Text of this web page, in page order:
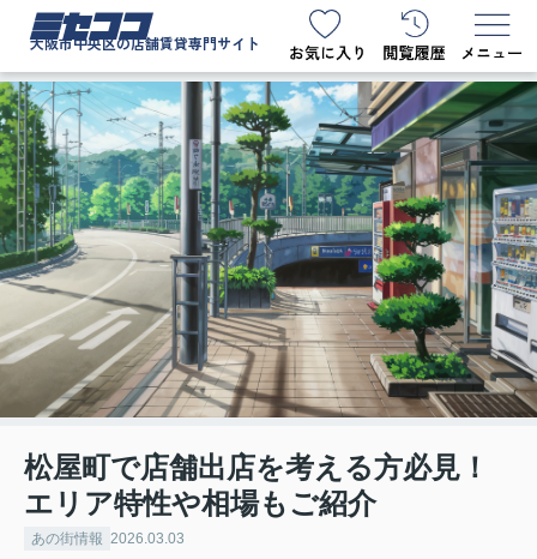
ミセココ
大阪市中央区の店舗賃貸専門サイト
松屋町で店舗出店を考える方必見！
エリア特性や相場もご紹介
あの街情報 2026.03.03